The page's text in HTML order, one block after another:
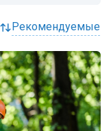
рекомендуемые